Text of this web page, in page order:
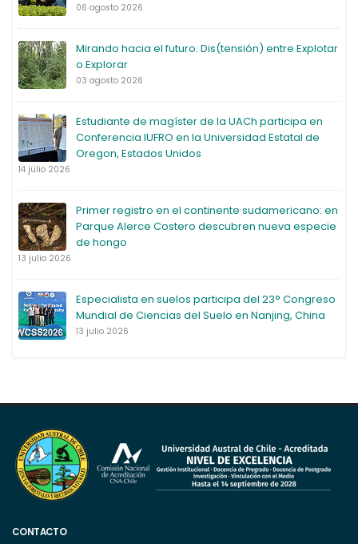
06 agosto 2026
Mirando hacia el futuro: Dis(tensión) entre Explotar
o Explorar
03 agosto 2026
Estudiante de magíster de la UACh participa en
Conferencia IUFRO en la Universidad Estatal de
Oregon, Estados Unidos
14 julio 2026
Primer registro en el continente sudamericano: en
Parque Alerce Costero descubren nueva especie
de hongo
13 julio 2026
Especialista en suelos participa del 23° Congreso
Mundial de Ciencias del Suelo en Nanjing, China
13 julio 2026
CONTACTO